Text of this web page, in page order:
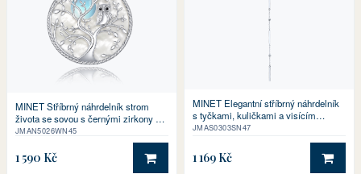
MINET Stříbrný náhrdelník strom
života se sovou s černými zirkony a
bílou perletí
JMAN5026WN45
1 590 Kč DO KOŠÍKU
MINET Elegantní stříbrný náhrdelník
s tyčkami, kuličkami a visícím
řetízkem
JMAS0303SN47
1 169 Kč DO